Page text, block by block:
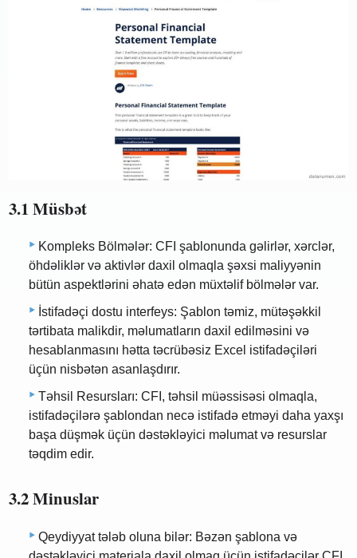
3.1 Müsbət
Kompleks Bölmələr: CFI şablonunda gəlirlər, xərclər,
öhdəliklər və aktivlər daxil olmaqla şəxsi maliyyənin
bütün aspektlərini əhatə edən müxtəlif bölmələr var.
İstifadəçi dostu interfeys: Şablon təmiz, mütəşəkkil
tərtibata malikdir, məlumatların daxil edilməsini və
hesablanmasını hətta təcrübəsiz Excel istifadəçiləri
üçün nisbətən asanlaşdırır.
Təhsil Resursları: CFI, təhsil müəssisəsi olmaqla,
istifadəçilərə şablondan necə istifadə etməyi daha yaxşı
başa düşmək üçün dəstəkləyici məlumat və resurslar
təqdim edir.
3.2 Minuslar
Qeydiyyat tələb oluna bilər: Bəzən şablona və